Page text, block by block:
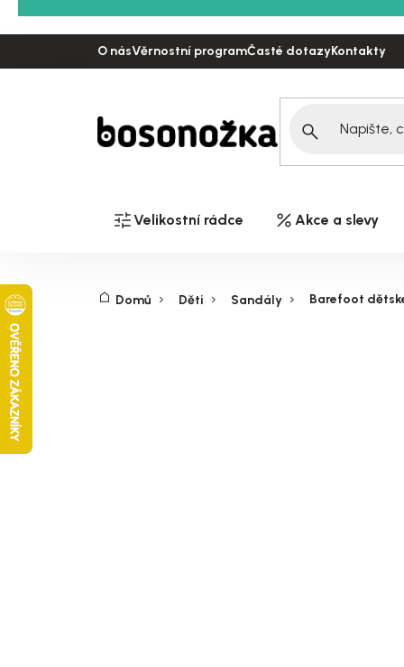
na
O násVěrnostní programČasté dotazyKontakty
Velikostní rádce Akce a slevy
Domů Děti Sandály Barefoot